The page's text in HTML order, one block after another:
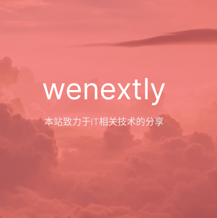
wenextly
本站致力于IT相关技术的分享